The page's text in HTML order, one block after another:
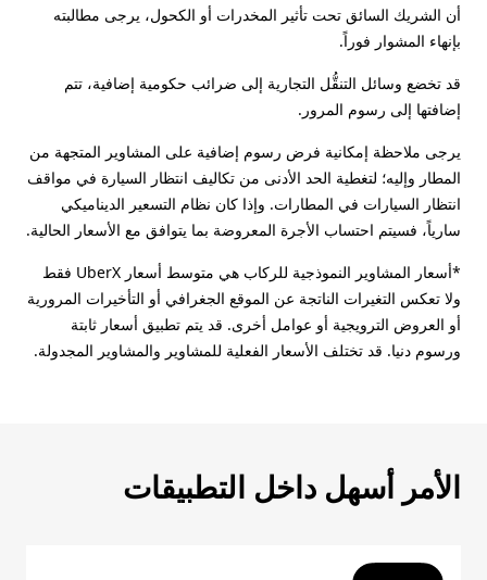
أن الشريك السائق تحت تأثير المخدرات أو الكحول، يرجى مطالبته
بإنهاء المشوار فوراً.
قد تخضع وسائل التنقُّل التجارية إلى ضرائب حكومية إضافية، تتم
إضافتها إلى رسوم المرور.
يرجى ملاحظة إمكانية فرض رسوم إضافية على المشاوير المتجهة من
المطار وإليه؛ لتغطية الحد الأدنى من تكاليف انتظار السيارة في مواقف
انتظار السيارات في المطارات. وإذا كان نظام التسعير الديناميكي
سارياً، فسيتم احتساب الأجرة المعروضة بما يتوافق مع الأسعار الحالية.
*أسعار المشاوير النموذجية للركاب هي متوسط أسعار UberX فقط
ولا تعكس التغيرات الناتجة عن الموقع الجغرافي أو التأخيرات المرورية
أو العروض الترويجية أو عوامل أخرى. قد يتم تطبيق أسعار ثابتة
ورسوم دنيا. قد تختلف الأسعار الفعلية للمشاوير والمشاوير المجدولة.
الأمر أسهل داخل التطبيقات